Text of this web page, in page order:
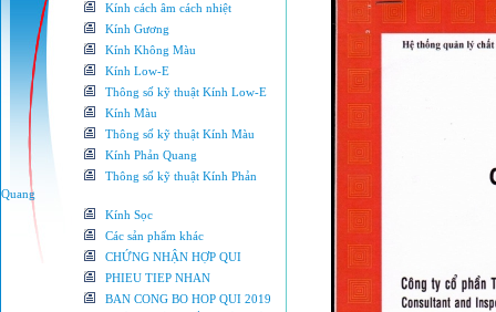
Kính cách âm cách nhiệt
Kính Gương
Kính Không Màu
Kính Low-E
Thông số kỹ thuật Kính Low-E
Kính Màu
Thông số kỹ thuật Kính Màu
Kính Phản Quang
Thông số kỹ thuật Kính Phản
Quang
Kính Sọc
Các sản phẩm khác
CHỨNG NHẬN HỢP QUI
PHIEU TIEP NHAN
BAN CONG BO HOP QUI 2019